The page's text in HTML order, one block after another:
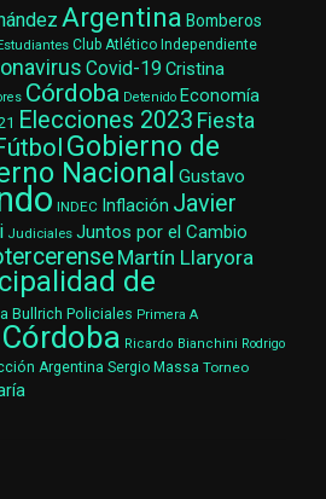
Argentina Bomberos
Club Atlético Independiente
Covid-19 Cristina
Córdoba Detenido Economía
Elecciones 2023 Fiesta
Gobierno de
Nacional Gustavo
INDEC Inflación Javier
Judiciales Juntos por el Cambio
Martín Llaryora
de
Bullrich Policiales Primera A
Ricardo Bianchini Rodrigo
Argentina Sergio Massa Torneo